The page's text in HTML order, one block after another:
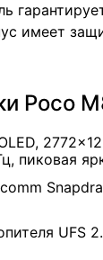
имеет
Poco
пиковая
UFS